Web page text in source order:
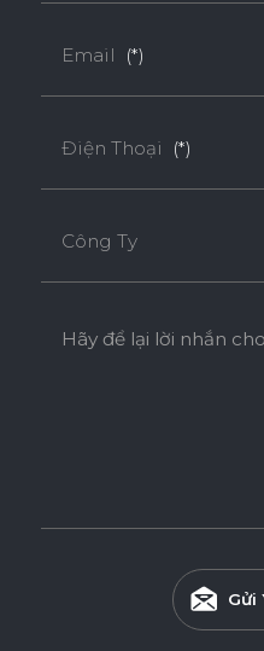
Email (*)
Điện Thoại (*)
Công Ty
Hãy để lại lời nhắn
Gửi